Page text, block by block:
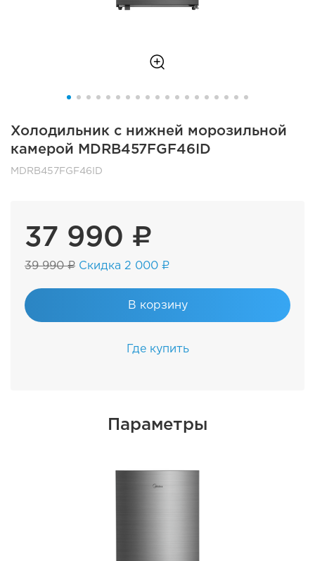
Холодильник с нижней морозильной
камерой MDRB457FGF46ID
MDRB457FGF46ID
37 990 ₽
39 990 ₽ Скидка 2 000 ₽
В корзину
Где купить
Параметры